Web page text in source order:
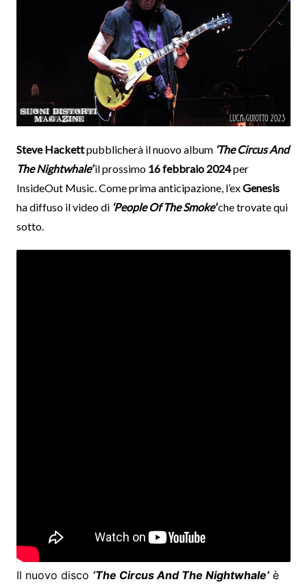
Steve Hackettpubblicherà il nuovo album ‘The Circus And
The Nightwhale’il prossimo 16 febbraio 2024per
InsideOut Music. Come prima anticipazione, l’exGenesis
ha diffuso il video di ‘People Of The Smoke’che trovate qui
sotto.
Il nuovo disco ‘The Circus And The Nightwhale’ è